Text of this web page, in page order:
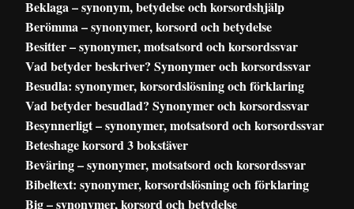
Beklaga – synonym, betydelse och korsordshjälp
Berömma – synonymer, korsord och betydelse
Besitter – synonymer, motsatsord och korsordssvar
Vad betyder beskriver? Synonymer och korsordssvar
Besudla: synonymer, korsordslösning och förklaring
Vad betyder besudlad? Synonymer och korsordssvar
Besynnerligt – synonymer, motsatsord och korsordssvar
Beteshage korsord 3 bokstäver
Beväring – synonymer, motsatsord och korsordssvar
Bibeltext: synonymer, korsordslösning och förklaring
Big – synonymer, korsord och betydelse